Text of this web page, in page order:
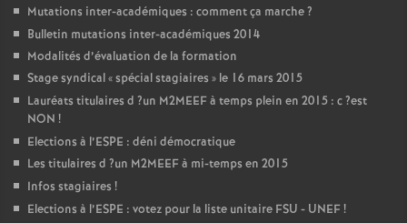
Mutations inter-académiques : comment ça marche?
Bulletin mutations inter-académiques 2014
Modalités d’évaluation de la formation
Stage syndical «spécial stagiaires » le 16 mars 2015
Lauréats titulaires d ?un M2MEEFà temps plein en 2015 : c?est
NON !
Elections à l’ESPE : déni démocratique
Les titulaires d ?un M2MEEFà mi-temps en 2015
Infos stagiaires !
Elections à l’ESPE : votez pour la liste unitaire FSU - UNEF!